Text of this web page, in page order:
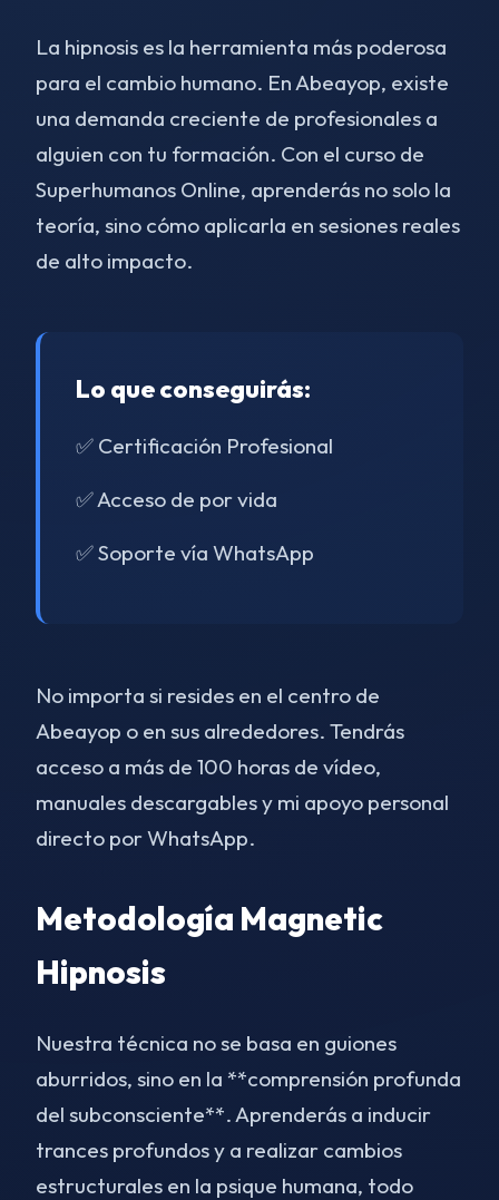
La hipnosis es la herramienta más poderosa
para el cambio humano. En Abeayop, existe
una demanda creciente de profesionales a
alguien con tu formación. Con el curso de
Superhumanos Online, aprenderás no solo la
teoría, sino cómo aplicarla en sesiones reales
de alto impacto.
Lo que conseguirás:
✅ Certificación Profesional
✅ Acceso de por vida
✅ Soporte vía WhatsApp
No importa si resides en el centro de
Abeayop o en sus alrededores. Tendrás
acceso a más de 100 horas de vídeo,
manuales descargables y mi apoyo personal
directo por WhatsApp.
Metodología Magnetic
Hipnosis
Nuestra técnica no se basa en guiones
aburridos, sino en la **comprensión profunda
del subconsciente**. Aprenderás a inducir
trances profundos y a realizar cambios
estructurales en la psique humana, todo